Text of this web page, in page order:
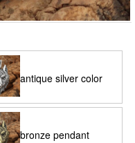
antique silver color
pendant
bronze pendant